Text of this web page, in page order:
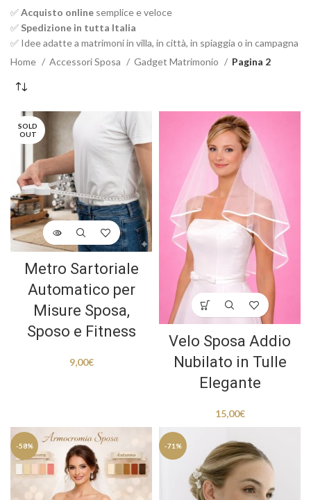
✅Acquisto online semplice e veloce
✅ Spedizione in tutta Italia
✅ Idee adatte a matrimoni in villa, in città, in spiaggia o in campagna
Home
Accessori Sposa Gadget Matrimonio Pagina 2
SOLD
OUT
Metro Sartoriale
Automatico per
Misure Sposa,
Sposo e Fitness
9,00€
Velo Sposa Addio
Nubilato in Tulle
Elegante
15,00€
-58% -71%